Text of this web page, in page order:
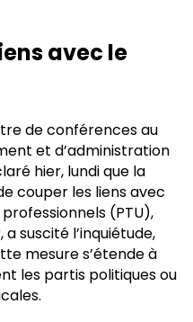
avec le
de conférences au
et d’administration
hier, lundi que la
couper les liens avec
(PTU),
suscité l’inquiétude,
mesure s’étende à
les partis politiques ou